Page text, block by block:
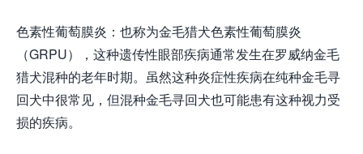
色素性葡萄膜炎：也称为金毛猎犬色素性葡萄膜炎
（GRPU），这种遗传性眼部疾病通常发生在罗威纳金毛
猎犬混种的老年时期。虽然这种炎症性疾病在纯种金毛寻
回犬中很常见，但混种金毛寻回犬也可能患有这种视力受
损的疾病。